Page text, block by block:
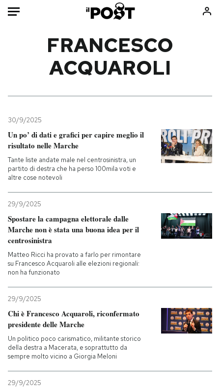
Mondo
Tecnologia
Internet
Cultura
Economia
Libri
Ok Boomer!
Europa
PODCAST
NEWSLETTER
I MIEI PREFERITI
SHOP
CALENDARIO
FRANCESCO
ACQUAROLI
30/9/2025
Un po’ di dati e grafici per capire meglio il
risultato nelle Marche
Tante liste andate male nel centrosinistra, un
partito di destra che ha perso 100mila voti e
altre cose notevoli
29/9/2025
Spostare la campagna elettorale dalle
Marche non è stata una buona idea per il
centrosinistra
Matteo Ricci ha provato a farlo per rimontare
su Francesco Acquaroli alle elezioni regionali:
non ha funzionato
29/9/2025
Chi è Francesco Acquaroli, riconfermato
presidente delle Marche
Un politico poco carismatico, militante storico
della destra a Macerata, e soprattutto da
sempre molto vicino a Giorgia Meloni
29/9/2025